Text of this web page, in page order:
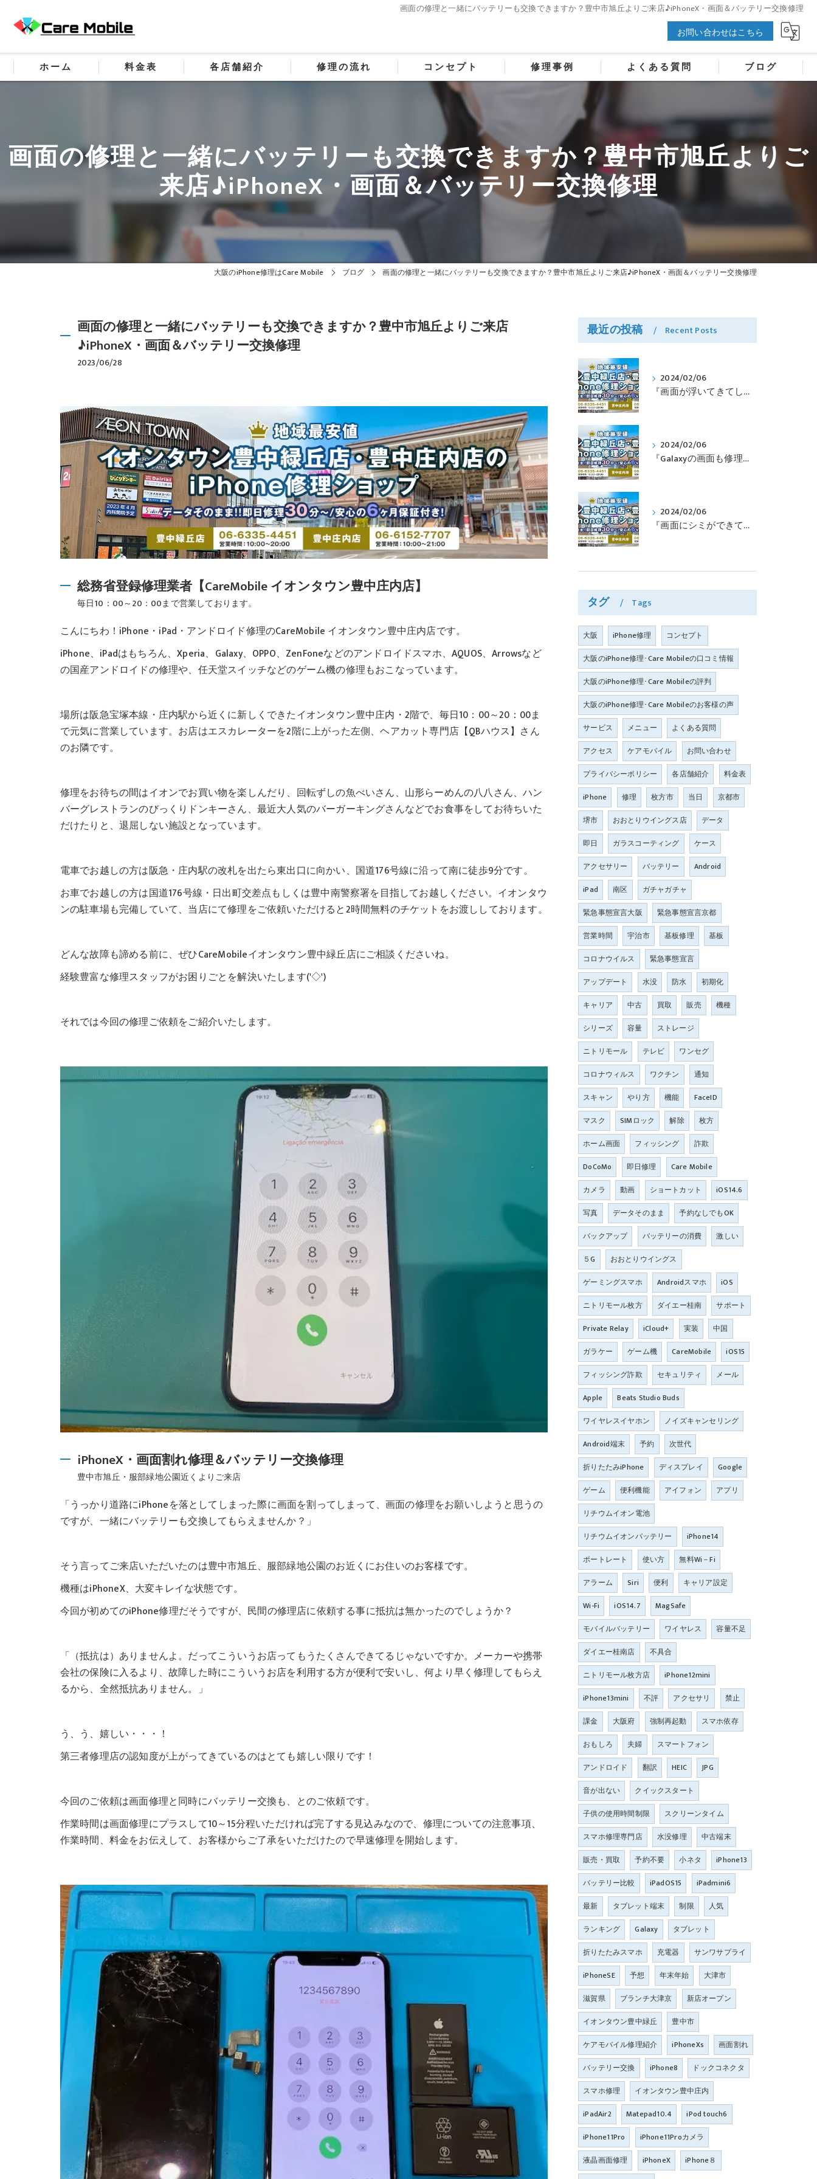
画面の修理と一緒にバッテリーも交換できますか？豊中市旭丘よりご来店♪iPhoneX・画面＆バッテリー交換修理
お問い合わせはこちら
ホーム 料金表 各店舗紹介 修理の流れ コンセプト 修理事例 よくある質問 ブログ
画面の修理と一緒にバッテリーも交換できますか？豊中市旭丘よりご
来店♪iPhoneX・画面＆バッテリー交換修理
大阪のiPhone修理はCare Mobile ブログ 画面の修理と一緒にバッテリーも交換できますか？豊中市旭丘よりご来店♪iPhoneX・画面＆バッテリー交換修理
画面の修理と一緒にバッテリーも交換できますか？豊中市旭丘よりご来店
♪iPhoneX・画面＆バッテリー交換修理
2023/06/28
総務省登録修理業者【CareMobile イオンタウン豊中庄内店】
毎日10：00～20：00まで営業しております。
こんにちわ！iPhone・iPad・アンドロイド修理のCareMobile イオンタウン豊中庄内店です。
iPhone、iPadはもちろん、Xperia、Galaxy、OPPO、ZenFoneなどのアンドロイドスマホ、AQUOS、Arrowsなど
の国産アンドロイドの修理や、任天堂スイッチなどのゲーム機の修理もおこなっています。
場所は阪急宝塚本線・庄内駅から近くに新しくできたイオンタウン豊中庄内・2階で、毎日10：00～20：00ま
で元気に営業しています。お店はエスカレーターを2階に上がった左側、ヘアカット専門店【QBハウス】さん
のお隣です。
修理をお待ちの間はイオンでお買い物を楽しんだり、回転ずしの魚べいさん、山形らーめんの八八さん、ハン
バーグレストランのびっくりドンキーさん、最近大人気のバーガーキングさんなどでお食事をしてお待ちいた
だけたりと、退屈しない施設となっています。
電車でお越しの方は阪急・庄内駅の改札を出たら東出口に向かい、国道176号線に沿って南に徒歩9分です。
お車でお越しの方は国道176号線・日出町交差点もしくは豊中南警察署を目指してお越しください。イオンタウ
ンの駐車場も完備していて、当店にて修理をご依頼いただけると2時間無料のチケットをお渡ししております。
どんな故障も諦める前に、ぜひCareMobileイオンタウン豊中緑丘店にご相談くださいね。
経験豊富な修理スタッフがお困りごとを解決いたします('◇')ゞ
それでは今回の修理ご依頼をご紹介いたします。
iPhoneX・画面割れ修理＆バッテリー交換修理
豊中市旭丘・服部緑地公園近くよりご来店
「うっかり道路にiPhoneを落としてしまった際に画面を割ってしまって、画面の修理をお願いしようと思うの
ですが、一緒にバッテリーも交換してもらえませんか？」
そう言ってご来店いただいたのは豊中市旭丘、服部緑地公園のお近くにお住いのお客様です。
機種はiPhoneX、大変キレイな状態です。
今回が初めてのiPhone修理だそうですが、民間の修理店に依頼する事に抵抗は無かったのでしょうか？
「（抵抗は）ありませんよ。だってこういうお店ってもうたくさんできてるじゃないですか。メーカーや携帯
会社の保険に入るより、故障した時にこういうお店を利用する方が便利で安いし、何より早く修理してもらえ
るから、全然抵抗ありません。」
う、う、嬉しい・・・！
第三者修理店の認知度が上がってきているのはとても嬉しい限りです！
今回のご依頼は画面修理と同時にバッテリー交換も、とのご依頼です。
作業時間は画面修理にプラスして10～15分程いただければ完了する見込みなので、修理についての注意事項、
作業時間、料金をお伝えして、お客様からご了承をいただけたので早速修理を開始します。
最近の投稿 Recent Posts
2024/02/06
『画面が浮いてきてしまったPixelも修理可能？』淀川区西三国よりバッテリー交換でご来店♪【Google Pixel5】
2024/02/06
『Galaxyの画面も修理できるって本当ですか？』豊中市服部本町より画面修理でご来店♪【Galaxy Note10+】
2024/02/06
『画面にシミができてしまったのも直せますか？』豊中市南桜塚より画面修理でご来店♪【iPhone11Pro】
タグ Tags
大阪 iPhone修理
コンセプト
大阪のiPhone修理･Care Mobileの口コミ情報
大阪のiPhone修理･Care Mobileの評判
大阪のiPhone修理･Care Mobileのお客様の声
サービス
メニュー
よくある質問
アクセス
ケアモバイル
お問い合わせ
プライバシーポリシー
各店舗紹介
料金表
iPhone
修理 枚方市 当日
京都市
堺市
おおとりウイングス店
データ
即日
ガラスコーティング
ケース
アクセサリー
バッテリー
Android
iPad
南区
ガチャガチャ
緊急事態宣言大阪
緊急事態宣言京都
営業時間
宇治市 基板修理
基板
コロナウイルス
緊急事態宣言
アップデート
水没 防水
初期化
キャリア
中古 買取 販売
機種
シリーズ
容量
ストレージ
ニトリモール
テレビ
ワンセグ
コロナウィルス
ワクチン
通知
スキャン
やり方 機能
FaceID
マスク
SIMロック 解除
枚方
ホーム画面
フィッシング
詐欺
DoCoMo
即日修理
Care Mobile
カメラ
動画 ショートカット
iOS14.6
写真
データそのまま
予約なしでもOK
バックアップ
バッテリーの消費
激しい
５G
おおとりウイングス
ゲーミングスマホ
Androidスマホ
iOS
ニトリモール枚方
ダイエー桂南
サポート
Private Relay
iCloud+ 実装
中国
ガラケー
ゲーム機 CareMobile
iOS15
フィッシング詐欺
セキュリティ
メール
Apple
Beats Studio Buds
ワイヤレスイヤホン
ノイズキャンセリング
Android端末
予約
次世代
折りたたみiPhone
ディスプレイ
Google
ゲーム
便利機能 アイフォン
アプリ
リチウムイオン電池
リチウムイオンバッテリー
iPhone14
ポートレート
使い方
無料Wi－Fi
アラーム
Siri 便利
キャリア設定
Wi-Fi
iOS14.7
MagSafe
モバイルバッテリー
ワイヤレス
容量不足
ダイエー桂南店
不具合
ニトリモール枚方店
iPhone12mini
iPhone13mini
不評 アクセサリ
禁止
課金
大阪府 強制再起動
スマホ依存
おもしろ
夫婦
スマートフォン
アンドロイド
翻訳 HEIC
JPG
音が出ない
クイックスタート
子供の使用時間制限
スクリーンタイム
スマホ修理専門店
水没修理
中古端末
販売・買取
予約不要 小ネタ
iPhone13
バッテリー比較
iPadOS15
iPadmini6
最新
タブレット端末 制限
人気
ランキング
Galaxy
タブレット
折りたたみスマホ
充電器
サンワサプライ
iPhoneSE
予想 年末年始
大津市
滋賀県
ブランチ大津京
新店オープン
イオンタウン豊中緑丘
豊中市
ケアモバイル修理紹介
iPhoneXs
画面割れ
バッテリー交換
iPhone8
ドックコネクタ
スマホ修理
イオンタウン豊中庄内
iPadAir2
Matepad10.4
iPod touch6
iPhone11Pro
iPhone11Proカメラ
液晶画面修理
iPhoneX
iPhone８